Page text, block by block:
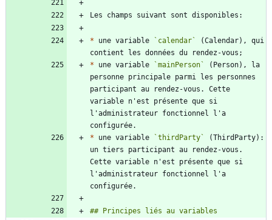
* une variable `calendar`
(Calendar), qui
* une variable `mainPerson`
(Person), la
personne principale parmi les personnes
participant au rendez-vous. Cette
variable n'est présente que si
l'administrateur fonctionnel l'a
* une variable `thirdParty`
(ThirdParty):
un tiers participant au rendez-vous.
Cette variable n'est présente que si
l'administrateur fonctionnel l'a